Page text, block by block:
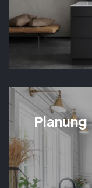
Planung